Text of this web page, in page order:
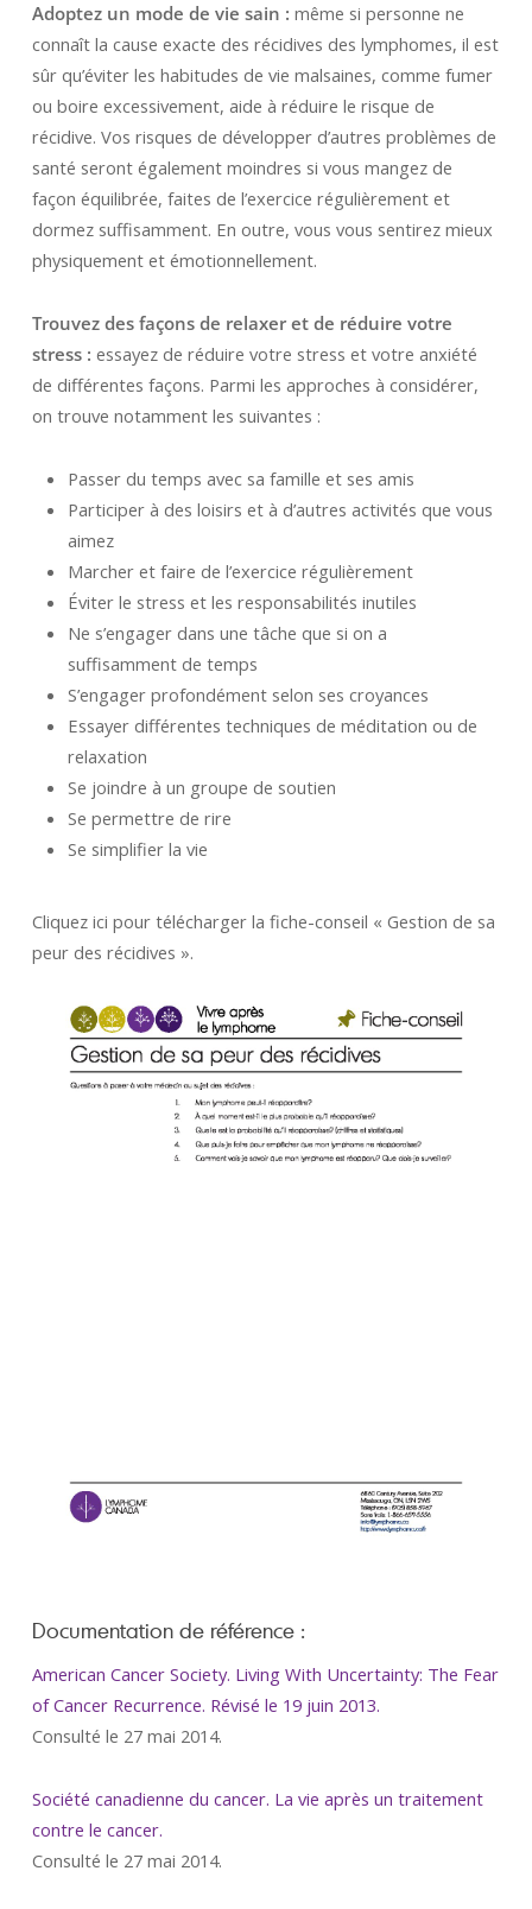
Adoptez un mode de vie sain : même si personne ne
connaît la cause exacte des récidives des lymphomes, il est
sûr qu’éviter les habitudes de vie malsaines, comme fumer
ou boire excessivement, aide à réduire le risque de
récidive. Vos risques de développer d’autres problèmes de
santé seront également moindres si vous mangez de
façon équilibrée, faites de l’exercice régulièrement et
dormez suffisamment. En outre, vous vous sentirez mieux
physiquement et émotionnellement.
Trouvez des façons de relaxer et de réduire votre
stress : essayez de réduire votre stress et votre anxiété
de différentes façons. Parmi les approches à considérer,
on trouve notamment les suivantes :
Passer du temps avec sa famille et ses amis
Participer à des loisirs et à d’autres activités que vous
aimez
Marcher et faire de l’exercice régulièrement
Éviter le stress et les responsabilités inutiles
Ne s’engager dans une tâche que si on a
suffisamment de temps
S’engager profondément selon ses croyances
Essayer différentes techniques de méditation ou de
relaxation
Se joindre à un groupe de soutien
Se permettre de rire
Se simplifier la vie
Cliquez ici pour télécharger la fiche-conseil « Gestion de sa
peur des récidives ».
Documentation de référence :
American Cancer Society. Living With Uncertainty: The Fear
of Cancer Recurrence. Révisé le 19 juin 2013.
Consulté le 27 mai 2014.
Société canadienne du cancer. La vie après un traitement
contre le cancer.
Consulté le 27 mai 2014.